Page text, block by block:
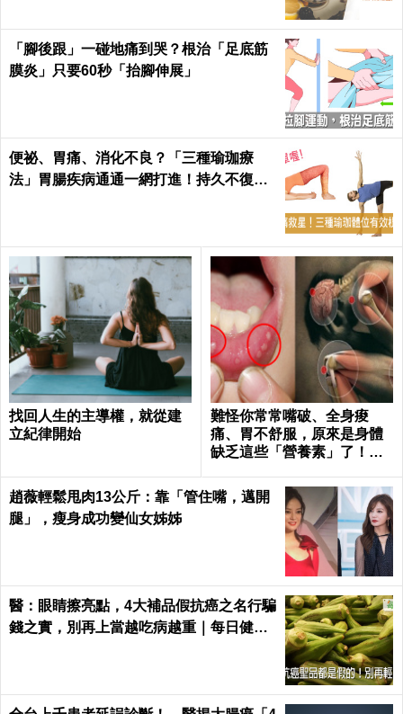
「腳後跟」一碰地痛到哭？根治「足底筋
膜炎」只要60秒「抬腳伸展」
便祕、胃痛、消化不良？「三種瑜珈療
法」胃腸疾病通通一網打進！持久不復
找回人生的主導權，就從建
立紀律開始
難怪你常常嘴破、全身痠
痛、胃不舒服，原來是身體
缺乏這些「營養素」了！｜
趙薇輕鬆甩肉13公斤：靠「管住嘴，邁開
腿」，瘦身成功變仙女姊姊
醫：眼睛擦亮點，4大補品假抗癌之名行騙
錢之實，別再上當越吃病越重｜每日健康